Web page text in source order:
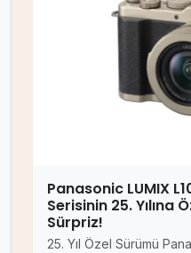
Panasonic LUMIX
Serisinin 25. Yılına
Sürpriz!
25. Yıl Özel Sürümü